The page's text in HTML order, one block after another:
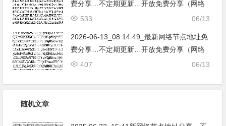
费分享…不定期更新…开放免费分享（网络
免费节点香港|日本|韩国|新加坡|台湾|马来西
06/13
533
2026-06-13_08:14:49_最新网络节点地址免
费分享…不定期更新…开放免费分享（网络
免费节点香港|日本|韩国|新加坡|台湾|马来西
06/13
407
随机文章